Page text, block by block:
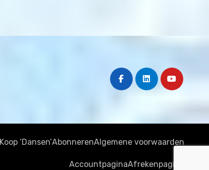
Koop ‘Dansen’AbonnerenAlgemene voorwaarden
AccountpaginaAfrekenpagina